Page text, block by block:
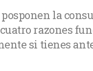
DIABETOLOGÍA
la
razones
si tienes